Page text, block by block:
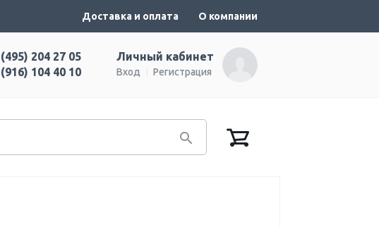
Доставка и оплата О компании
Личный кабинет
Вход Регистрация
204 27 05
104 40 10